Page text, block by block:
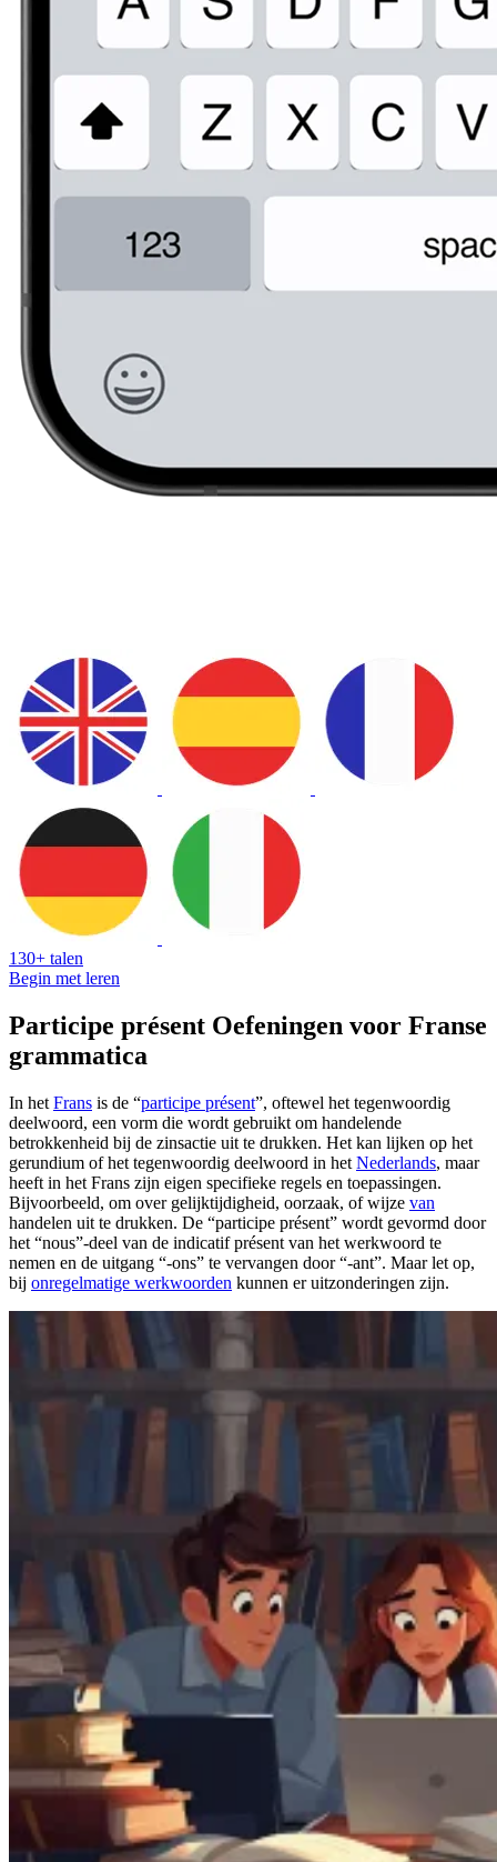
130+ talen
Begin met leren
Participe présent Oefeningen voor Franse
grammatica
In het Frans is de “participe présent”, oftewel het tegenwoordig
deelwoord, een vorm die wordt gebruikt om handelende
betrokkenheid bij de zinsactie uit te drukken. Het kan lijken op het
gerundium of het tegenwoordig deelwoord in het Nederlands, maar
heeft in het Frans zijn eigen specifieke regels en toepassingen.
Bijvoorbeeld, om over gelijktijdigheid, oorzaak, of wijze van
handelen uit te drukken. De “participe présent” wordt gevormd door
het “nous”-deel van de indicatif présent van het werkwoord te
nemen en de uitgang “-ons” te vervangen door “-ant”. Maar let op,
bij onregelmatige werkwoorden kunnen er uitzonderingen zijn.